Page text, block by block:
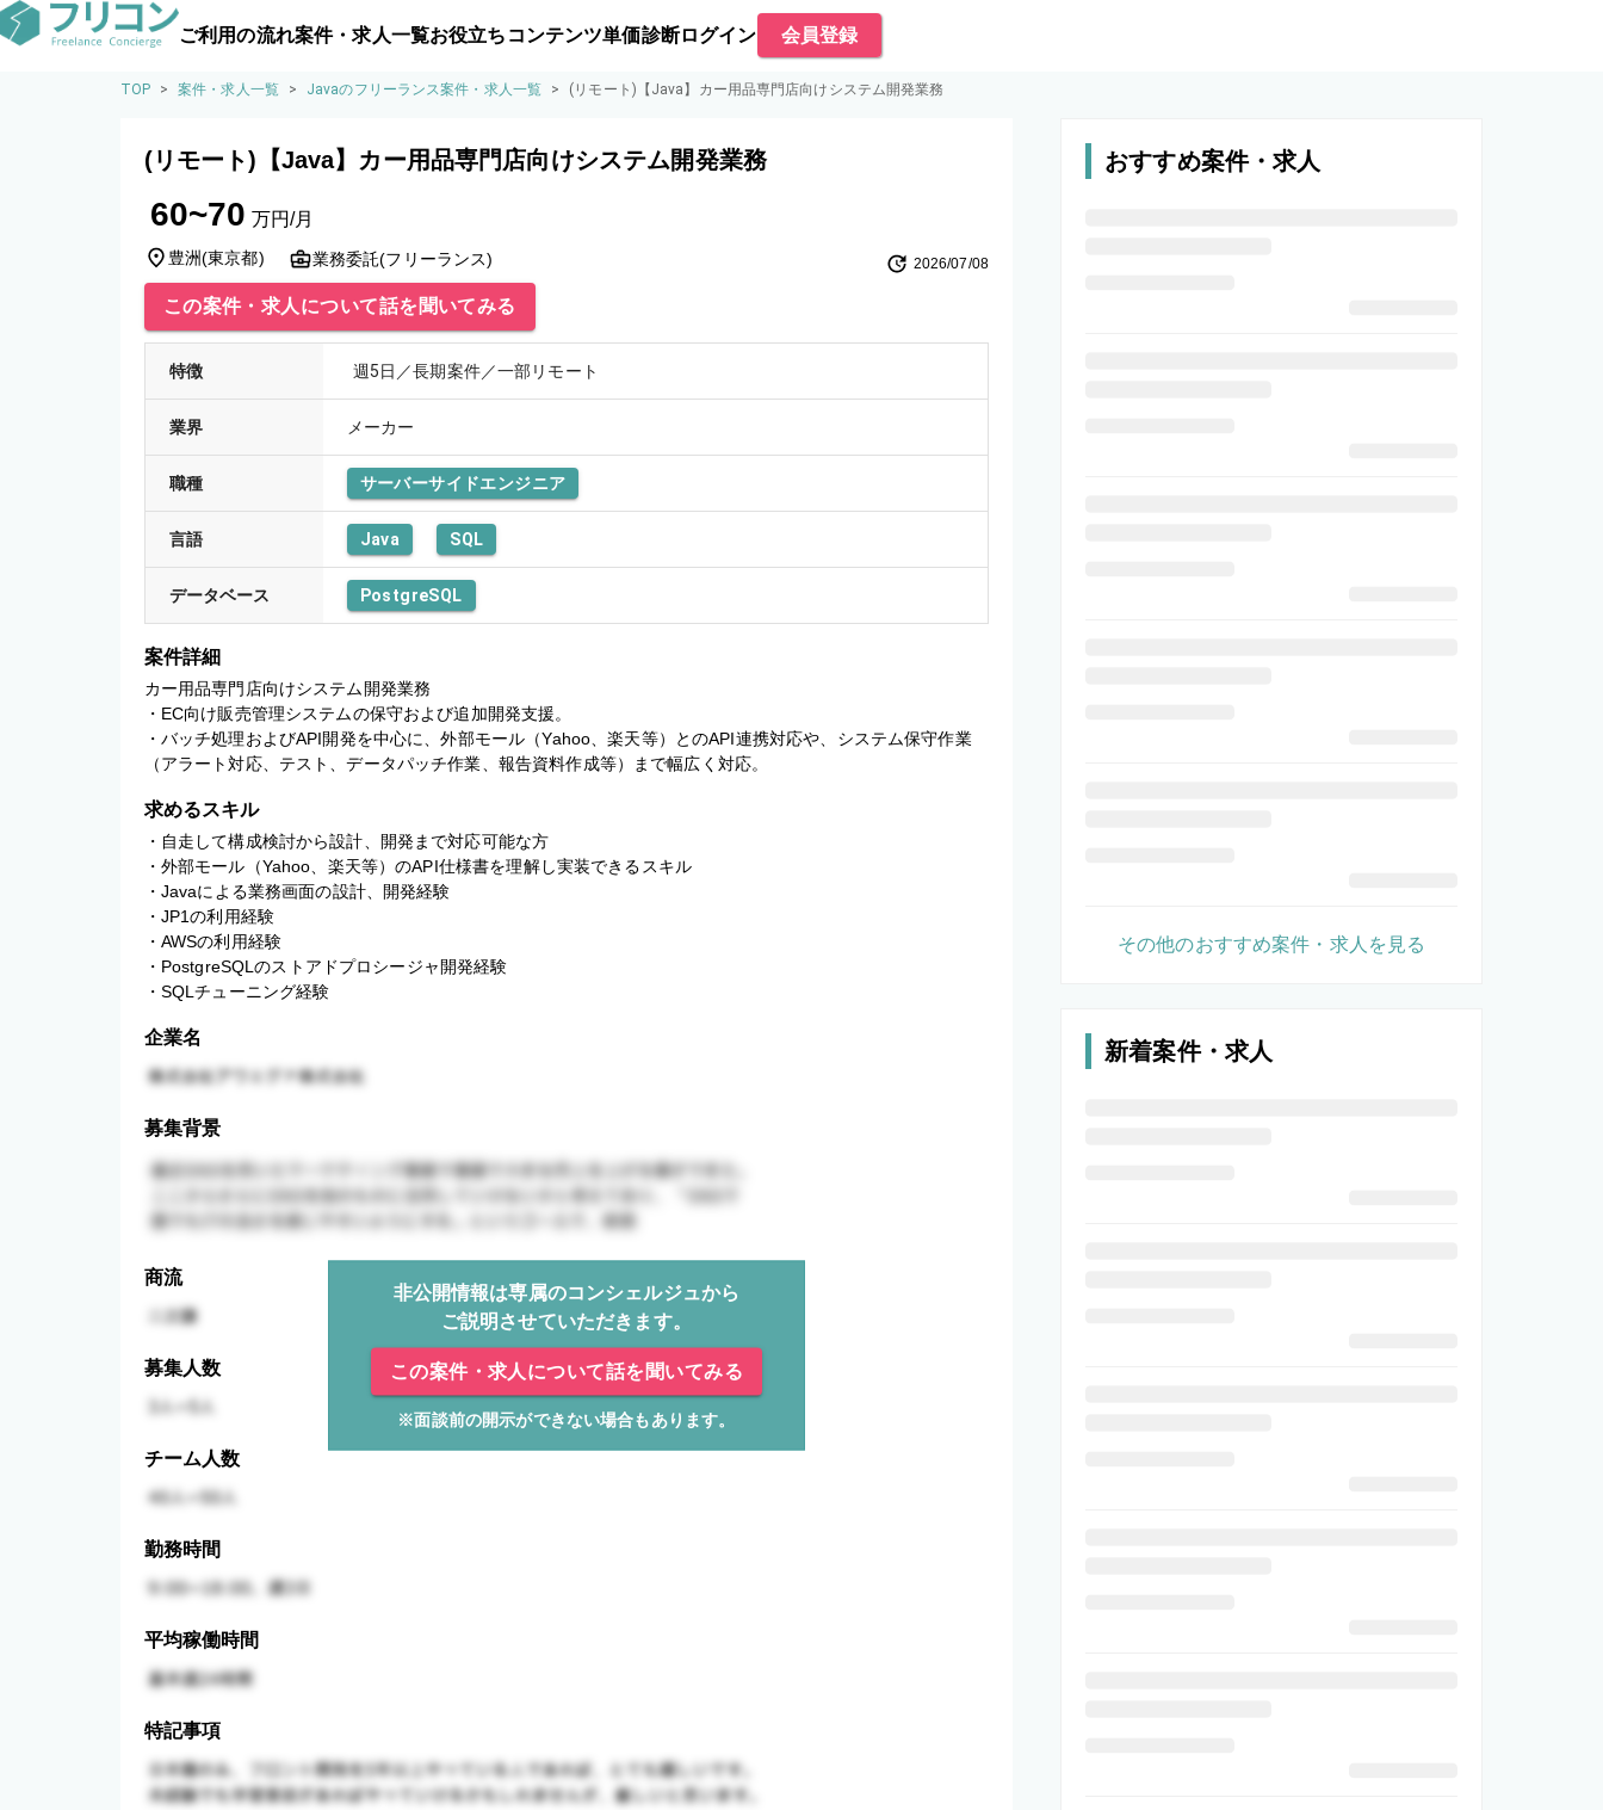
ご利用の流れ案件・求人一覧お役立ちコンテンツ単価診断ログイン 会員登録
TOP > 案件・求人一覧 > Javaのフリーランス案件・求人一覧 > (リモート)【Java】カー用品専門店向けシステム開発業務
(リモート)【Java】カー用品専門店向けシステム開発業務
60~70 万円/月
豊洲(東京都) 業務委託(フリーランス) 2026/07/08
この案件・求人について話を聞いてみる
特徴 週5日／長期案件／一部リモート
業界 メーカー
職種 サーバーサイドエンジニア
言語 Java SQL
データベース PostgreSQL
案件詳細
カー用品専門店向けシステム開発業務
・EC向け販売管理システムの保守および追加開発支援。
・バッチ処理およびAPI開発を中心に、外部モール（Yahoo、楽天等）とのAPI連携対応や、システム保守作業
（アラート対応、テスト、データパッチ作業、報告資料作成等）まで幅広く対応。
求めるスキル
・自走して構成検討から設計、開発まで対応可能な方
・外部モール（Yahoo、楽天等）のAPI仕様書を理解し実装できるスキル
・Javaによる業務画面の設計、開発経験
・JP1の利用経験
・AWSの利用経験
・PostgreSQLのストアドプロシージャ開発経験
・SQLチューニング経験
企業名
募集背景
商流
非公開情報は専属のコンシェルジュから
ご説明させていただきます。
この案件・求人について話を聞いてみる
※面談前の開示ができない場合もあります。
募集人数
チーム人数
勤務時間
平均稼働時間
特記事項
おすすめ案件・求人
その他のおすすめ案件・求人を見る
新着案件・求人